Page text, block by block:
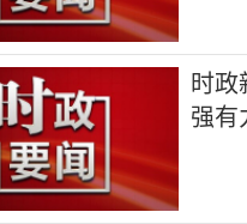
时政
强有